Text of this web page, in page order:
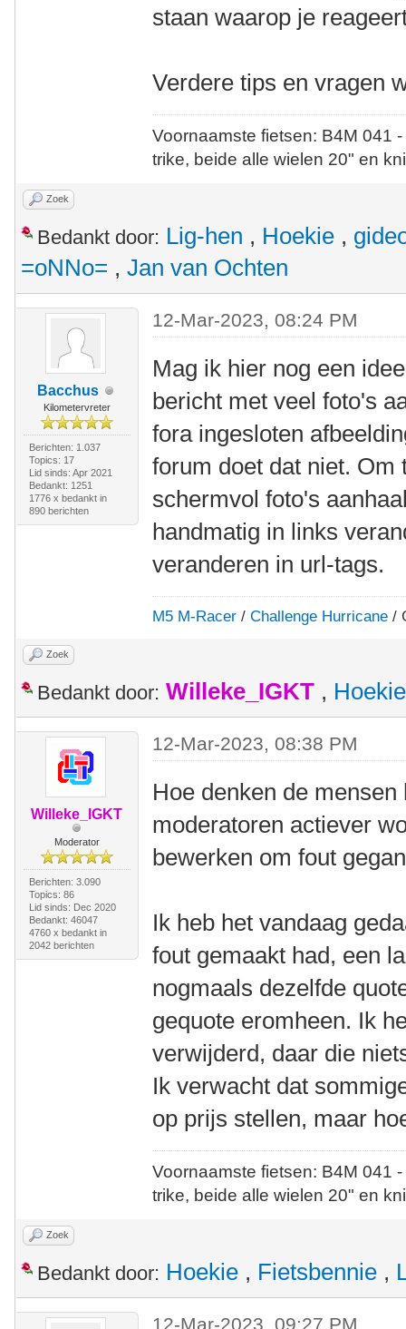
staan waarop je
Verdere tips en vragen
Voornaamste fietsen: B4M
trike, beide alle wielen 20" en
Zoek
Bedankt door: Lig-hen , Hoekie ,
=oNNo= , Jan van Ochten
Bacchus
Kilometervreter
Berichten: 1.037
Topics: 17
Lid sinds: Apr 2021
Bedankt: 1251
1776 x bedankt in
890 berichten
12-Mar-2023, 08:24 PM
Mag ik hier nog een
bericht met veel foto's
fora ingesloten
forum doet dat niet. Om
schermvol foto's
handmatig in links
veranderen in url-tags.
M5 M-Racer /Challenge Hurricane /
Zoek
Bedankt door: Willeke_IGKT , Hoekie
Willeke_IGKT
Moderator
Berichten: 3.090
Topics: 86
Lid sinds: Dec 2020
Bedankt: 46047
4760 x bedankt in
2042 berichten
12-Mar-2023, 08:38 PM
Hoe denken de
moderatoren actiever
bewerken om fout
Ik heb het vandaag
fout gemaakt had, een
nogmaals dezelfde
gequote eromheen. Ik
verwijderd, daar die
Ik verwacht dat
op prijs stellen, maar
Voornaamste fietsen: B4M
trike, beide alle wielen 20" en
Zoek
Bedankt door: Hoekie , Fietsbennie ,
12-Mar-2023, 09:27 PM